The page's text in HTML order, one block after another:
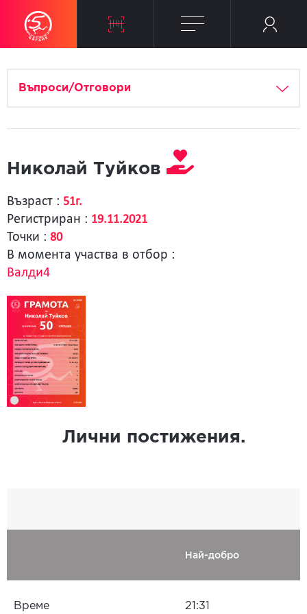
Въпроси/Отговори
Николай Туйков
Възраст : 51г.
Регистриран : 19.11.2021
Точки : 80
В момента участва в отбор :
Валди4
Лични постижения.
Най-добро
Време 21:31